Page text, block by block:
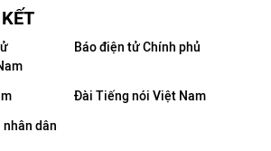
Báo điện tử Chính phủ
Đài Tiếng nói Việt Nam
nhân dân